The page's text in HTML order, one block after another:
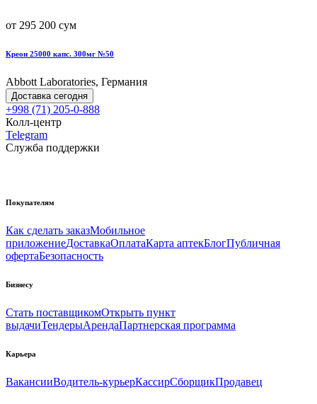
от 295 200 сум
Креон 25000 капс. 300мг №50
Abbott Laboratories, Германия
Доставка сегодня
+998 (71) 205-0-888
Колл-центр
Telegram
Служба поддержки
Покупателям
Как сделать заказМобильное
приложениеДоставкаОплатаКарта аптекБлогПубличная
офертаБезопасность
Бизнесу
Стать поставщикомОткрыть пункт
выдачиТендерыАрендаПартнерская программа
Карьера
ВакансииВодитель-курьерКассирСборщикПродавец